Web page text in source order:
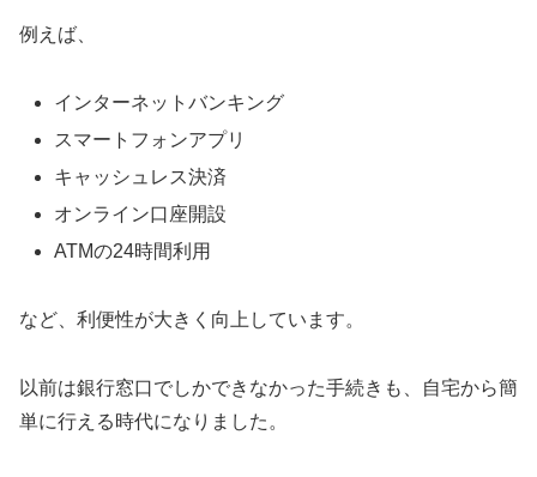
例えば、
インターネットバンキング
スマートフォンアプリ
キャッシュレス決済
オンライン口座開設
ATMの24時間利用
など、利便性が大きく向上しています。
以前は銀行窓口でしかできなかった手続きも、自宅から簡
単に行える時代になりました。